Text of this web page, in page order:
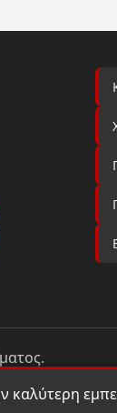
καλύτερη